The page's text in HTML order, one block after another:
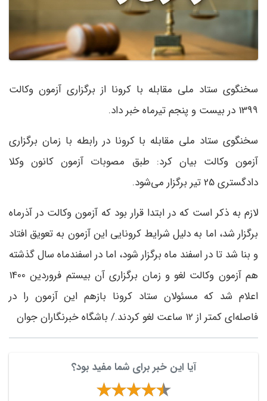
سخنگوی ستاد ملی مقابله با کرونا از برگزاری آزمون وکالت
1399 در بیست و پنجم تیرماه خبر داد.
سخنگوی ستاد ملی مقابله با کرونا در رابطه با زمان برگزاری
آزمون وکالت بیان کرد: طبق مصوبات آزمون کانون وکلا
دادگستری 25 تیر برگزار می‌شود.
لازم به ذکر است که در ابتدا قرار بود که آزمون وکالت در آذرماه
برگزار شد، اما به دلیل شرایط کرونایی این آزمون به تعویق افتاد
و بنا شد تا در اسفند ماه برگزار شود، اما در اسفندماه سال گذشته
هم آزمون وکالت لغو و زمان برگزاری آن بیستم فروردین 1400
اعلام شد که مسئولان ستاد کرونا بازهم این آزمون را در
فاصله‌ای کمتر از 12 ساعت لغو کردند./ باشگاه خبرنگاران جوان
آیا این خبر برای شما مفید بود؟